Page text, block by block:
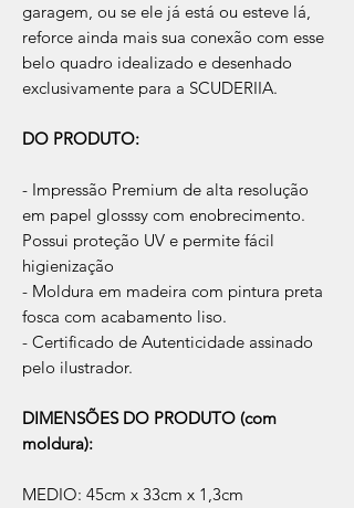
garagem, ou se ele já está ou esteve lá,
reforce ainda mais sua conexão com esse
belo quadro idealizado e desenhado
exclusivamente para a SCUDERIIA.
DO PRODUTO:
- Impressão Premium de alta resolução
em papel glosssy com enobrecimento.
Possui proteção UV e permite fácil
higienização
- Moldura em madeira com pintura preta
fosca com acabamento liso.
- Certificado de Autenticidade assinado
pelo ilustrador.
DIMENSÕES DO PRODUTO (com
moldura):
MEDIO: 45cm x 33cm x 1,3cm